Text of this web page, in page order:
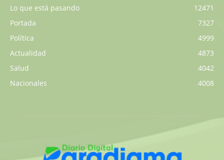
Lo que está pasando
12471
Portada
7327
Política
4999
Actualidad
4873
Salud
4042
Nacionales
4008